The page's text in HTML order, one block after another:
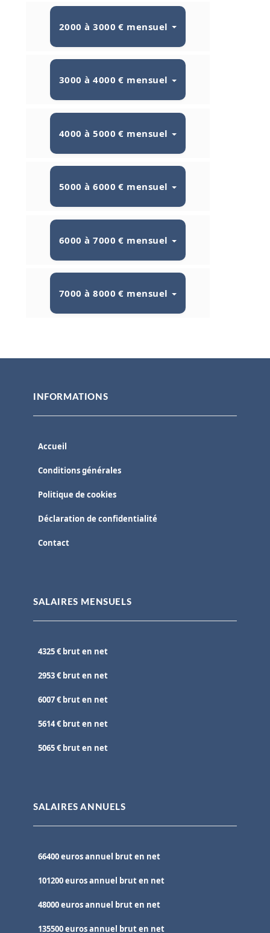
2000 à 3000 € mensuel
3000 à 4000 € mensuel
4000 à 5000 € mensuel
5000 à 6000 € mensuel
6000 à 7000 € mensuel
7000 à 8000 € mensuel
INFORMATIONS
Accueil
Conditions générales
Politique de cookies
Déclaration de confidentialité
Contact
SALAIRES MENSUELS
4325 € brut en net
2953 € brut en net
6007 € brut en net
5614 € brut en net
5065 € brut en net
SALAIRES ANNUELS
66400 euros annuel brut en net
101200 euros annuel brut en net
48000 euros annuel brut en net
135500 euros annuel brut en net